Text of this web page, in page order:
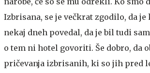
Izbrisana, se je večkrat zgodilo, da
nekaj dneh povedal, da je bil tudi
o tem ni hotel govoriti. Še dobro, da
pričevanja izbrisanih, ki so jih pred